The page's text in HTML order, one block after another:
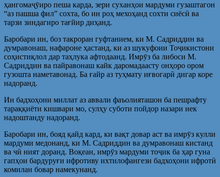
ҳангомаҷӯиро пеша карда, зери суханҳои мардуми гузаштагон
“аз пашша фил” сохта, бо ин роҳ мехоҳанд сохти сиёсӣ ва
тарзи зиндагиро тағйир диҳанд.
Баробари ин, боз такроран гуфтанием, ки М. Садриддин ва
думравонаш, нафароне ҳастанд, ки аз шукуфоии Тоҷикистони
соҳистиқлол дар таҳлука афтодаанд. Имрӯз ба либоси М.
Садриддин ва пайравонаш кайк даромадаасту онҳоро ором
гузошта наметавонад. Ба ғайр аз туҳмату иғвогарӣ дигар коре
надоранд.
Ин бадхоҳони миллат аз аввали фаъолияташон ба пешрафту
тараққиёти кишвари мо, сулҳу суботи пойдор назари нек
надоштанду надоранд.
Баробари ин, бояд қайд кард, ки вақт довар аст ва имрӯз кулли
мардуми медонанд, ки М. Садриддин ва думравонаш кистанд
ва чӣ ният доранд. Воқеан, имрӯз мардуми тоҷик ба ҳар гуна
гапҳои бардуруғи ифротиву ихтилофангези бадхоҳони ифротӣ
комилан бовар намекунанд.